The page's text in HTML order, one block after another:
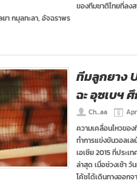
ของทีมชาติไทยที่ลง
กมุลทะลา, อัจฉราพร
ทีมลูกยาง
ฉะ อุซเบฯ
Ch...aa
ความเคลื่อนไหวขอ
ทำการแข่งขันวอลเ
เอเชีย 2015 ที่ประ
ล่าสุด เมื่อช่วงเช้า
โค้ชได้เดินทางออก